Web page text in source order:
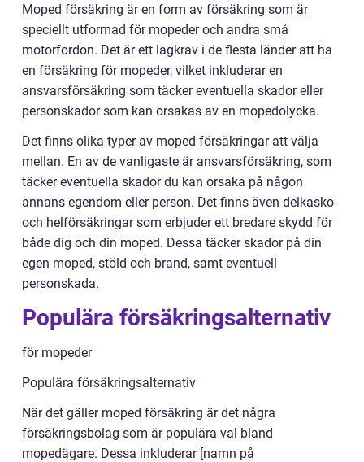
Moped försäkring är en form av försäkring som är
speciellt utformad för mopeder och andra små
motorfordon. Det är ett lagkrav i de flesta länder att ha
en försäkring för mopeder, vilket inkluderar en
ansvarsförsäkring som täcker eventuella skador eller
personskador som kan orsakas av en mopedolycka.
Det finns olika typer av moped försäkringar att välja
mellan. En av de vanligaste är ansvarsförsäkring, som
täcker eventuella skador du kan orsaka på någon
annans egendom eller person. Det finns även delkasko-
och helförsäkringar som erbjuder ett bredare skydd för
både dig och din moped. Dessa täcker skador på din
egen moped, stöld och brand, samt eventuell
personskada.
Populära försäkringsalternativ
för mopeder
Populära försäkringsalternativ
När det gäller moped försäkring är det några
försäkringsbolag som är populära val bland
mopedägare. Dessa inkluderar [namn på